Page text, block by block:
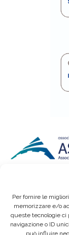
Per fornire le
memorizzare e/o
queste tecnologie ci
navigazione o ID
può influire